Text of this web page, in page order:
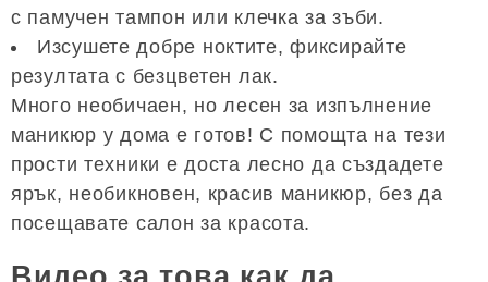
с памучен тампон или клечка за зъби.
Изсушете добре ноктите, фиксирайте
резултата с безцветен лак.
Много необичаен, но лесен за изпълнение
маникюр у дома е готов! С помощта на тези
прости техники е доста лесно да създадете
ярък, необикновен, красив маникюр, без да
посещавате салон за красота.